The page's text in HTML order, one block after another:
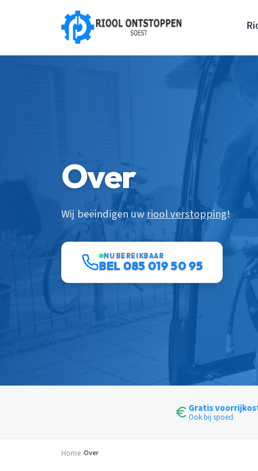
Over
Wij beëindigen uwriool verstopping!
NU BEREIKBAAR
BEL 085 019 50 95
Gratis
Ook bij spoed
Home Over